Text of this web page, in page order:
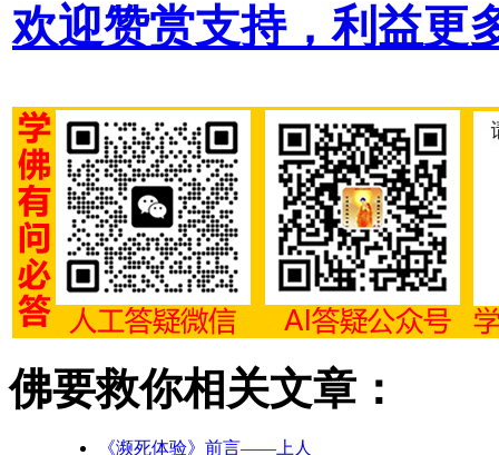
欢迎赞赏支持，利益更
佛要救你相关文章：
《濒死体验》前言——上人